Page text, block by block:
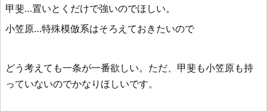
甲斐…置いとくだけで強いのでほしい。
小笠原…特殊模倣系はそろえておきたいので
どう考えても一条が一番欲しい。ただ、甲斐も小笠原も持
っていないのでかなりほしいです。